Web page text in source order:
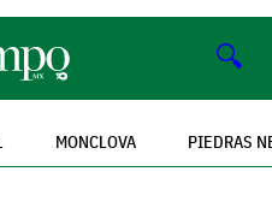
🔍
MONCLOVA PIEDRAS